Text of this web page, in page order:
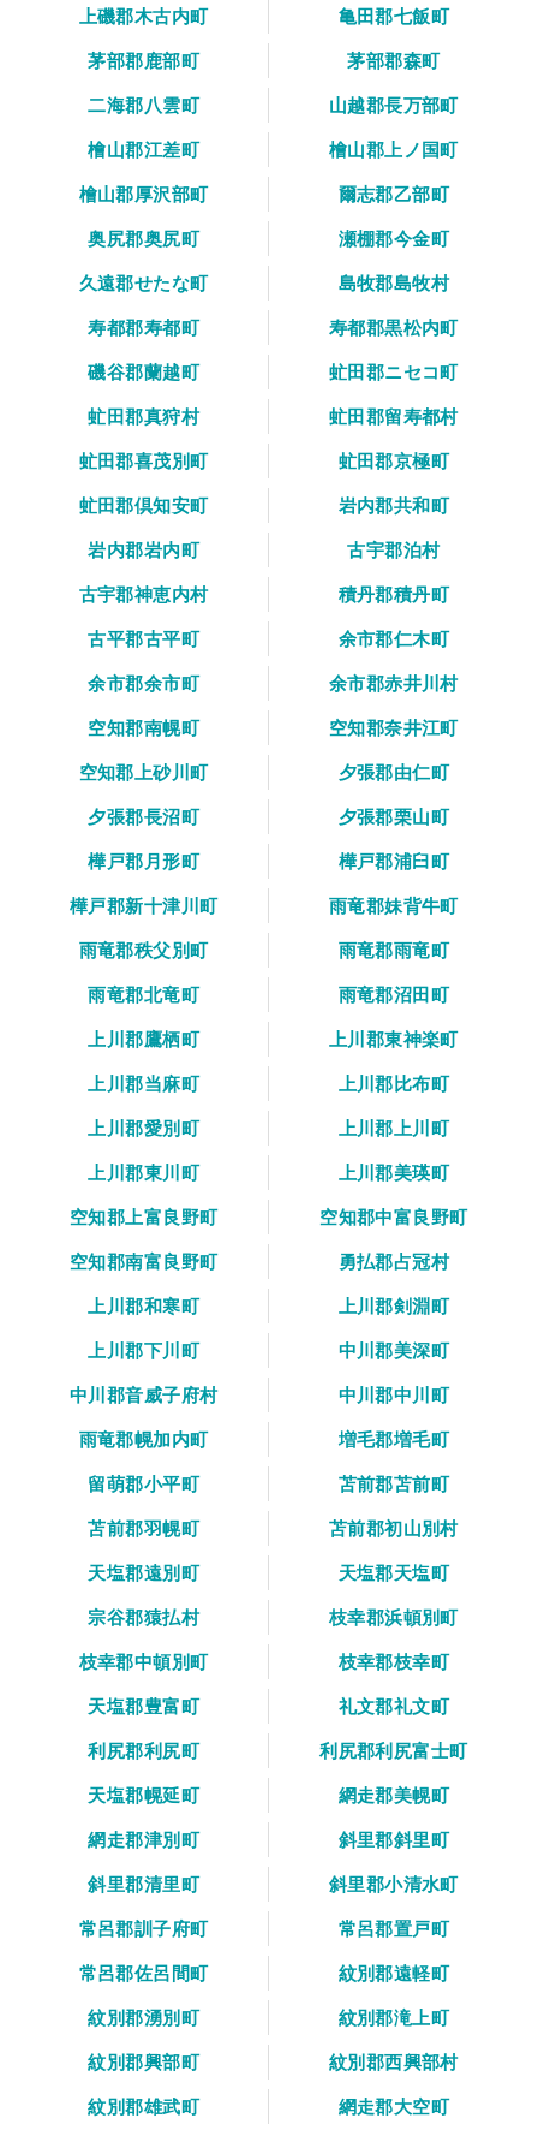
上磯郡木古内町
亀田郡七飯町
茅部郡鹿部町
茅部郡森町
二海郡八雲町
山越郡長万部町
檜山郡江差町
檜山郡上ノ国町
檜山郡厚沢部町
爾志郡乙部町
奥尻郡奥尻町
瀬棚郡今金町
久遠郡せたな町
島牧郡島牧村
寿都郡寿都町
寿都郡黒松内町
磯谷郡蘭越町
虻田郡ニセコ町
虻田郡真狩村
虻田郡留寿都村
虻田郡喜茂別町
虻田郡京極町
虻田郡倶知安町
岩内郡共和町
岩内郡岩内町
古宇郡泊村
古宇郡神恵内村
積丹郡積丹町
古平郡古平町
余市郡仁木町
余市郡余市町
余市郡赤井川村
空知郡南幌町
空知郡奈井江町
空知郡上砂川町
夕張郡由仁町
夕張郡長沼町
夕張郡栗山町
樺戸郡月形町
樺戸郡浦臼町
樺戸郡新十津川町
雨竜郡妹背牛町
雨竜郡秩父別町
雨竜郡雨竜町
雨竜郡北竜町
雨竜郡沼田町
上川郡鷹栖町
上川郡東神楽町
上川郡当麻町
上川郡比布町
上川郡愛別町
上川郡上川町
上川郡東川町
上川郡美瑛町
空知郡上富良野町
空知郡中富良野町
空知郡南富良野町
勇払郡占冠村
上川郡和寒町
上川郡剣淵町
上川郡下川町
中川郡美深町
中川郡音威子府村
中川郡中川町
雨竜郡幌加内町
増毛郡増毛町
留萌郡小平町
苫前郡苫前町
苫前郡羽幌町
苫前郡初山別村
天塩郡遠別町
天塩郡天塩町
宗谷郡猿払村
枝幸郡浜頓別町
枝幸郡中頓別町
枝幸郡枝幸町
天塩郡豊富町
礼文郡礼文町
利尻郡利尻町
利尻郡利尻富士町
天塩郡幌延町
網走郡美幌町
網走郡津別町
斜里郡斜里町
斜里郡清里町
斜里郡小清水町
常呂郡訓子府町
常呂郡置戸町
常呂郡佐呂間町
紋別郡遠軽町
紋別郡湧別町
紋別郡滝上町
紋別郡興部町
紋別郡西興部村
紋別郡雄武町
網走郡大空町